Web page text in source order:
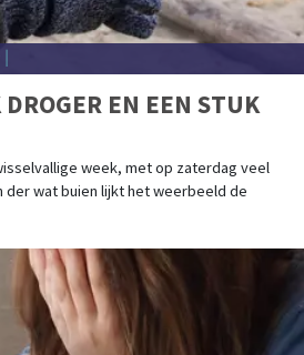
EN EEN STUK
week, met op zaterdag veel
der wat buien lijkt het weerbeeld de